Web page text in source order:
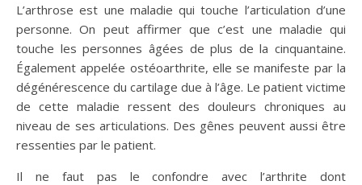
L’arthrose est une maladie qui touche l’articulation d’une
personne. On peut affirmer que c’est une maladie qui
touche les personnes âgées de plus de la cinquantaine.
Également appelée ostéoarthrite, elle se manifeste par la
dégénérescence du cartilage due à l’âge. Le patient victime
de cette maladie ressent des douleurs chroniques au
niveau de ses articulations. Des gênes peuvent aussi être
ressenties par le patient.
Il ne faut pas le confondre avec l’arthrite dont